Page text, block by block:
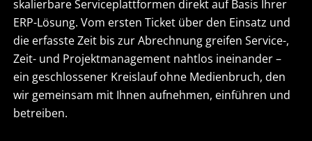
skalierbare Serviceplattformen direkt auf Basis Ihrer
ERP-Lösung. Vom ersten Ticket über den Einsatz und
die erfasste Zeit bis zur Abrechnung greifen Service-,
Zeit- und Projektmanagement nahtlos ineinander –
ein geschlossener Kreislauf ohne Medienbruch, den
wir gemeinsam mit Ihnen aufnehmen, einführen und
betreiben.